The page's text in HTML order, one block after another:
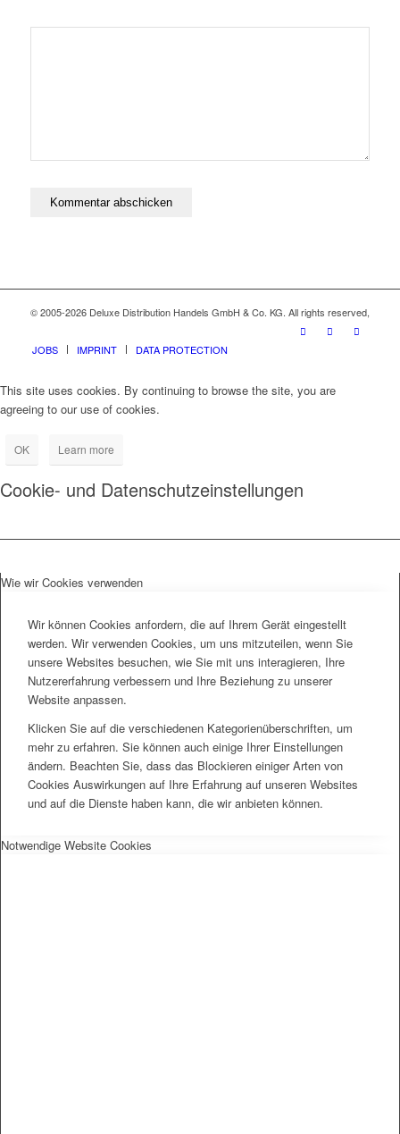
© 2005-2026 Deluxe Distribution Handels GmbH & Co. KG. All rights reserved,
JOBS IMPRINT DATA PROTECTION
This site uses cookies. By continuing to browse the site, you are
agreeing to our use of cookies.
OK Learn more
Cookie- und Datenschutzeinstellungen
Wie wir Cookies verwenden
Wir können Cookies anfordern, die auf Ihrem Gerät eingestellt
werden. Wir verwenden Cookies, um uns mitzuteilen, wenn Sie
unsere Websites besuchen, wie Sie mit uns interagieren, Ihre
Nutzererfahrung verbessern und Ihre Beziehung zu unserer
Website anpassen.
Klicken Sie auf die verschiedenen Kategorienüberschriften, um
mehr zu erfahren. Sie können auch einige Ihrer Einstellungen
ändern. Beachten Sie, dass das Blockieren einiger Arten von
Cookies Auswirkungen auf Ihre Erfahrung auf unseren Websites
und auf die Dienste haben kann, die wir anbieten können.
Notwendige Website Cookies